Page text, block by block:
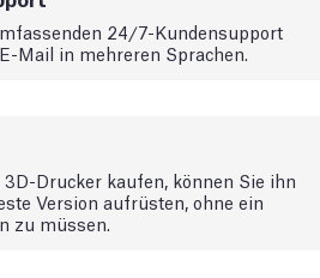
24/7-Kundensupport
Mail in mehreren Sprachen.
Drucker kaufen, können Sie ihn
Version aufrüsten, ohne ein
zu müssen.